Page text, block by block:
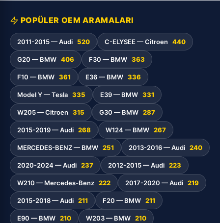
POPÜLER OEM ARAMALARI
2011-2015 — Audi 520 C-ELYSEE — Citroen 440
G20 — BMW 406 F30 — BMW 363
F10 — BMW 361 E36 — BMW 336
Model Y — Tesla 335 E39 — BMW 331
W205 — Citroen 315 G30 — BMW 287
2015-2019 — Audi 268 W124 — BMW 267
MERCEDES-BENZ — BMW 251 2013-2016 — Audi 240
2020-2024 — Audi 237 2012-2015 — Audi 223
W210 — Mercedes-Benz 222 2017-2020 — Audi 219
2015-2018 — Audi 211 F20 — BMW 211
E90 — BMW 210 W203 — BMW 210